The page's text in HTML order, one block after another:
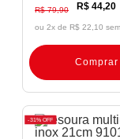
R$ 79,90 R$ 44,20
ou 2x de R$ 22,10
Comprar
31% OFF